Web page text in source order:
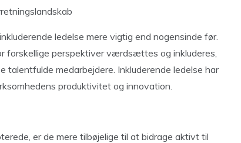
ledelse mere vigtig end nogensinde før.
forskellige perspektiver værdsættes og inkluderes,
medarbejdere. Inkluderende ledelse har
produktivitet og innovation.
er de mere tilbøjelige til at bidrage aktivt til